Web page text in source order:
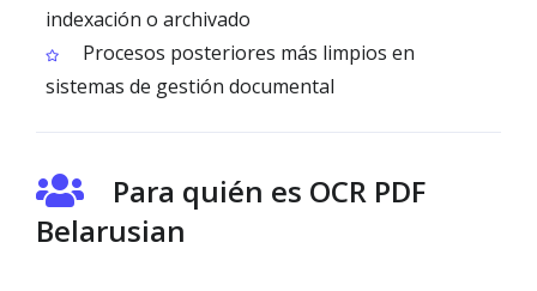
indexación o archivado
Procesos posteriores más limpios en
sistemas de gestión documental
Para quién es OCR PDF
Belarusian